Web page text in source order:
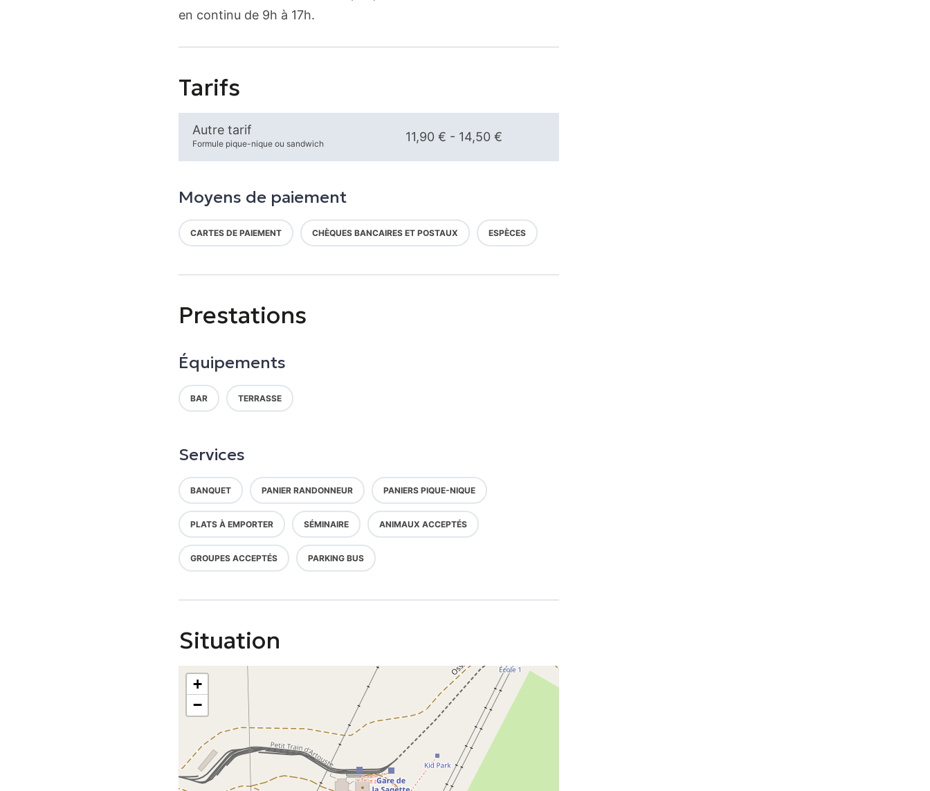
en continu de 9h à 17h.
Tarifs
Autre tarif
Formule pique-nique ou sandwich 11,90 € - 14,50 €
Moyens de paiement
CARTES DE PAIEMENT CHÈQUES BANCAIRES ET POSTAUX ESPÈCES
Prestations
Équipements
BAR TERRASSE
Services
BANQUET PANIER RANDONNEUR PANIERS PIQUE-NIQUE
PLATS À EMPORTER SÉMINAIRE ANIMAUX ACCEPTÉS
GROUPES ACCEPTÉS PARKING BUS
Situation
+
−